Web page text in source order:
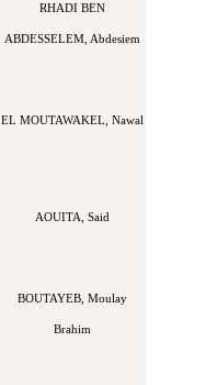
RHADI BEN
ABDESSELEM, Abdesiem
EL MOUTAWAKEL, Nawal
AOUITA, Said
BOUTAYEB, Moulay
Brahim